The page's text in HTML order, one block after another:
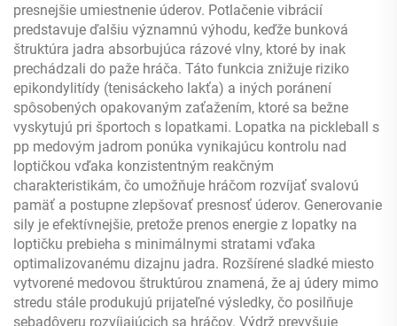
presnejšie umiestnenie úderov. Potlačenie vibrácií
predstavuje ďalšiu významnú výhodu, keďže bunková
štruktúra jadra absorbujúca rázové vlny, ktoré by inak
prechádzali do paže hráča. Táto funkcia znižuje riziko
epikondylitídy (tenisáckeho lakťa) a iných poránení
spôsobených opakovaným zaťažením, ktoré sa bežne
vyskytujú pri športoch s lopatkami. Lopatka na pickleball s
pp medovým jadrom ponúka vynikajúcu kontrolu nad
loptičkou vďaka konzistentným reakčným
charakteristikám, čo umožňuje hráčom rozvíjať svalovú
pamäť a postupne zlepšovať presnosť úderov. Generovanie
sily je efektívnejšie, pretože prenos energie z lopatky na
loptičku prebieha s minimálnymi stratami vďaka
optimalizovanému dizajnu jadra. Rozšírené sladké miesto
vytvorené medovou štruktúrou znamená, že aj údery mimo
stredu stále produkujú prijateľné výsledky, čo posilňuje
sebadôveru rozvíjajúcich sa hráčov. Výdrž prevyšuje